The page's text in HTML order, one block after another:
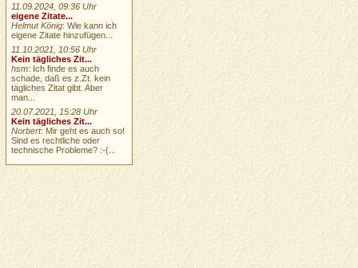
11.09.2024, 09:36 Uhr
eigene Zitate...
Helmut König: Wie kann ich
eigene Zitate hinzufügen...
11.10.2021, 10:56 Uhr
Kein tägliches Zit...
hsm: Ich finde es auch
schade, daß es z.Zt. kein
tägliches Zitat gibt. Aber
man...
20.07.2021, 15:28 Uhr
Kein tägliches Zit...
Norbert: Mir geht es auch so!
Sind es rechtliche oder
technische Probleme? :-(...